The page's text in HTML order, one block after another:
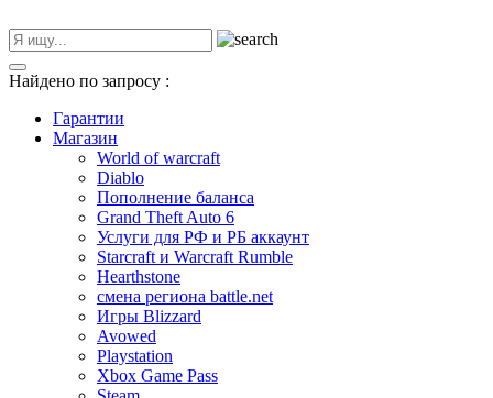
Найдено по запросу :
Гарантии
Магазин
World of warcraft
Diablo
Пополнение баланса
Grand Theft Auto 6
Услуги для РФ и РБ аккаунт
Starcraft и Warcraft Rumble
Hearthstone
смена региона battle.net
Игры Blizzard
Avowed
Playstation
Xbox Game Pass